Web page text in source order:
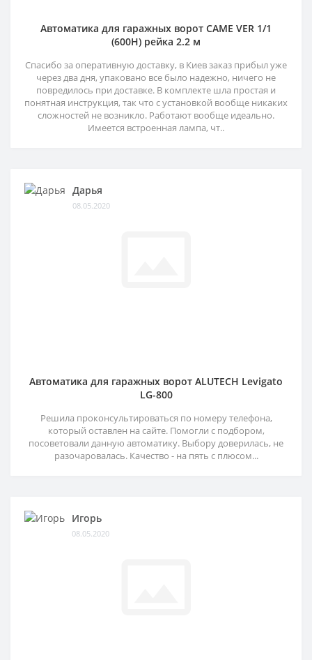
Автоматика для гаражных ворот CAME VER 1/1
(600H) рейка 2.2 м
Спасибо за оперативную доставку, в Киев заказ прибыл уже
через два дня, упаковано все было надежно, ничего не
повредилось при доставке. В комплекте шла простая и
понятная инструкция, так что с установкой вообще никаких
сложностей не возникло. Работают вообще идеально.
Имеется встроенная лампа, чт..
Дарья
08.05.2020
Автоматика для гаражных ворот ALUTECH Levigato
LG-800
Решила проконсультироваться по номеру телефона,
который оставлен на сайте. Помогли с подбором,
посоветовали данную автоматику. Выбору доверилась, не
разочаровалась. Качество - на пять с плюсом...
Игорь
08.05.2020